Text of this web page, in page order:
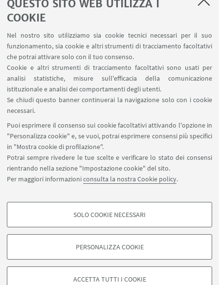
QUESTO SITO WEB UTILIZZA I
COOKIE
Nel nostro sito utilizziamo sia cookie tecnici necessari per il suo
funzionamento, sia cookie e altri strumenti di tracciamento facoltativi
che potrai attivare solo con il tuo consenso.
Cookie e altri strumenti di tracciamento facoltativi sono usati per
analisi statistiche, misure sull'efficacia della comunicazione
istituzionale e analisi dei comportamenti degli utenti.
Se chiudi questo banner continuerai la navigazione solo con i cookie
necessari.
Puoi esprimere il consenso sui cookie facoltativi attivando l'opzione in
"Personalizza cookie" e, se vuoi, potrai esprimere consensi più specifici
in "Mostra cookie di profilazione".
Potrai sempre rivedere le tue scelte e verificare lo stato dei consensi
rientrando nella sezione "Impostazione cookie" del sito.
Per maggiori informazioniconsulta la nostra Cookie policy.
COOKIE DI PROFILAZIONE - FACOLTATIVI
degli utenti, creare profili in base al loro comportamento sul sito, per analisi
di marketing.
SOLO COOKIE NECESSARI
PERSONALIZZA COOKIE
ACCETTA TUTTI I COOKIE
Quadro utilizzo aule
Prenotazione sale dottorandi e assegnisti
Prenotazione Spazi Condivisi SPS
SEGUI IL DIPARTIMENTO SU:
SEGUI UNIBO SU:
APP:
©Copyright 2026 - ALMA MATER STUDIORUM - Università di
Bologna - Via Zamboni, 33 - 40126 Bologna - PI: 01131710376 - CF:
80007010376
Privacy
Note legali
Informazioni sul sito e accessibilità
Impostazioni Cookie